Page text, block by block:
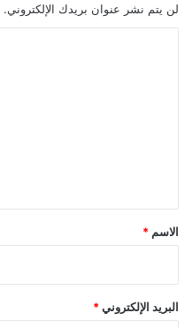
لن يتم نشر عنوان بريدك الإلكتروني.
*
الاسم *
البريد الإلكتروني *